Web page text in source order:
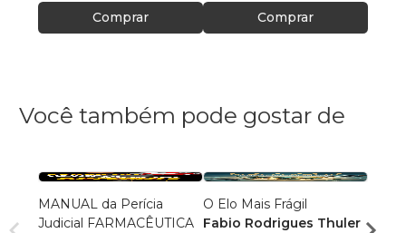
Comprar Comprar
Você também pode gostar de
MANUAL da Perícia
Judicial FARMACÊUTICA
O Elo Mais Frágil
Fabio Rodrigues Thuler